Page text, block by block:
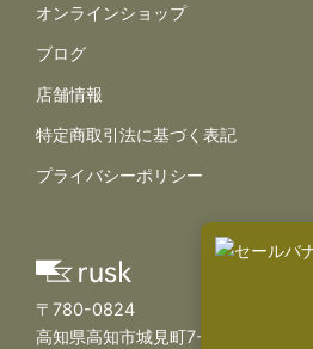
オンラインショップ
ブログ
店舗情報
規約とポリシー
特定商取引法に基づく表記
プライバシーポリシー
〒780-0824
高知県高知市城見町7-11